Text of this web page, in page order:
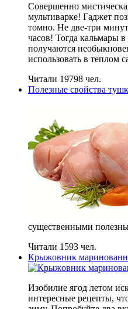
Совершенно
мультиварке! Гаджет
томно. Не две-три
часов! Тогда кальмары
получаются
использовать в теплом
Читали 19798 чел.
Полезные свойства
существенными
Читали 1593 чел.
Крыжовник
Изобилие ягод летом
интересные рецепты,